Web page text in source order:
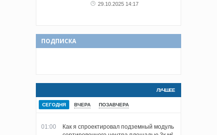
29.10.2025 14:17
ПОДПИСКА
ЛУЧШЕЕ
СЕГОДНЯ ВЧЕРА ПОЗАВЧЕРА
01:00
Как я спроектировал подземный модуль